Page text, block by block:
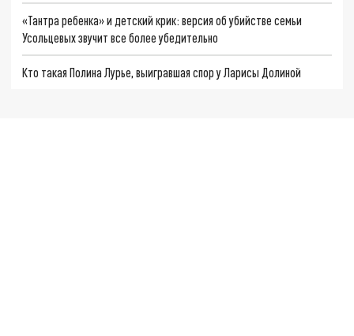
«Тантра ребенка» и детский крик: версия об убийстве семьи
Усольцевых звучит все более убедительно
Кто такая Полина Лурье, выигравшая спор у Ларисы Долиной